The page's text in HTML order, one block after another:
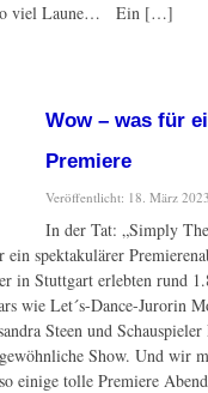
viel Laune… Ein […]
Wow – was für
Premiere
Veröffentlicht: 18. März 2023
In der Tat: „Simply
spektakulärer
in Stuttgart erlebten rund
wie Let´s-Dance-Jurorin
Steen und
Show. Und wir
einige tolle Premiere